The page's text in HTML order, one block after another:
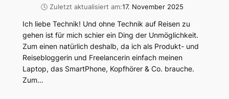
🕓 Zuletzt aktualisiert am:17. November 2025
Ich liebe Technik! Und ohne Technik auf Reisen zu
gehen ist für mich schier ein Ding der Unmöglichkeit.
Zum einen natürlich deshalb, da ich als Produkt- und
Reisebloggerin und Freelancerin einfach meinen
Laptop, das SmartPhone, Kopfhörer & Co. brauche.
Zum…